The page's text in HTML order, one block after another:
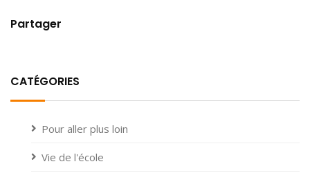
Partager
CATÉGORIES
Pour aller plus loin
Vie de l'école